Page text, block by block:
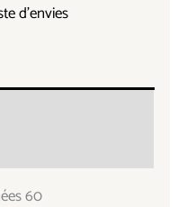
d’envies
60